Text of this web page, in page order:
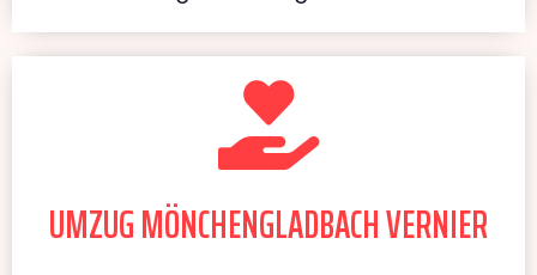
UMZUG MÖNCHENGLADBACH VERNIER